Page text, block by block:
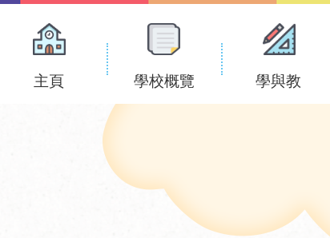
Main
navigation
主頁 學校概覽 學與教